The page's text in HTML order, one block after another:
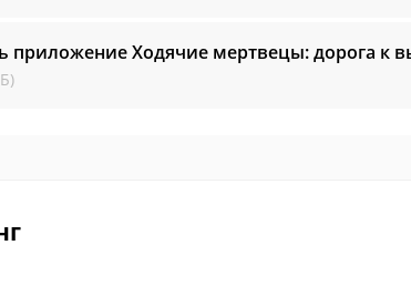
приложение Ходячие мертвецы: дорога к